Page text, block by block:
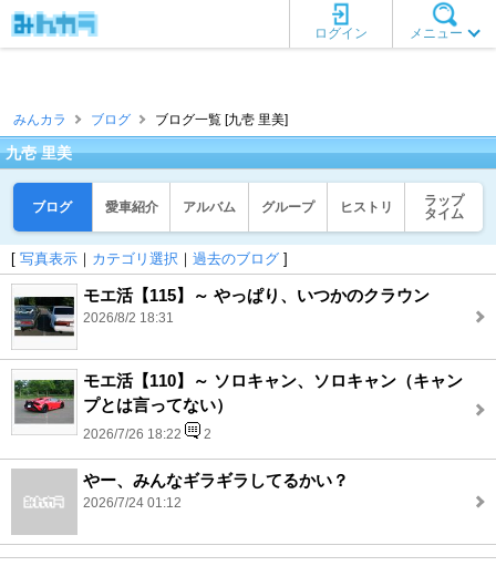
メニュー
ログイン
みんカラ ブログ ブログ一覧 [九壱 里美]
九壱 里美
ブログ 愛車紹介 アルバム グループ ヒストリ
ラップ
タイム
[ 写真表示 ｜ カテゴリ選択 ｜ 過去のブログ ]
モエ活【115】～ やっぱり、いつかのクラウン
2026/8/2 18:31
モエ活【110】～ ソロキャン、ソロキャン（キャン
プとは言ってない）
2026/7/26 18:22 2
やー、みんなギラギラしてるかい？
2026/7/24 01:12